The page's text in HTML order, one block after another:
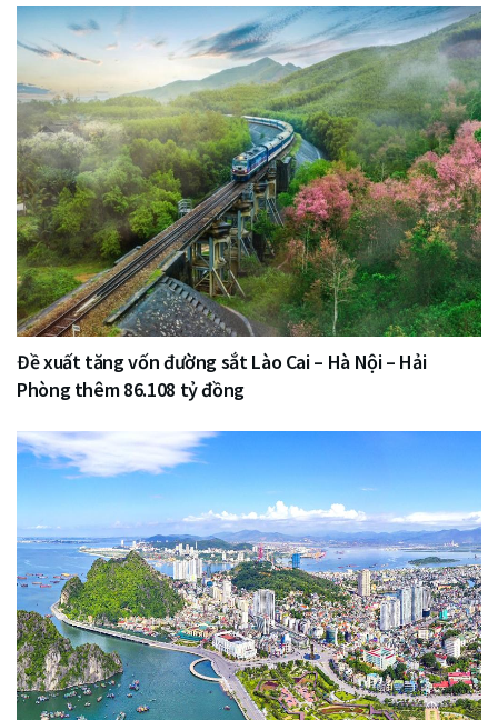
Đề xuất tăng vốn đường sắt Lào Cai – Hà Nội – Hải
Phòng thêm 86.108 tỷ đồng